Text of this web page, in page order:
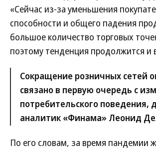
«Сейчас из-за уменьшения
способности и общего падения
большое количество торговых
поэтому тенденция продолжится и
Сокращение розничных сетей
связано в первую очередь с
потребительского поведения,
аналитик «Финама» Леонид
По его словам, за время пандемии